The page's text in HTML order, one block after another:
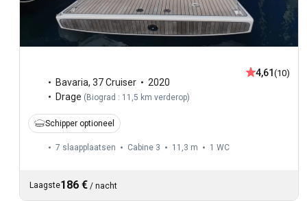
Bavaria, 37 Cruiser
2020
Drage ( Biograd : 11,5 km verderop)
4,61 (10)
Schipper optioneel
7 slaapplaatsen Cabine 3 11,3 m 1 WC
Laagste186 € / nacht